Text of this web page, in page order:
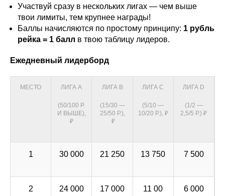
Участвуй сразу в нескольких лигах — чем выше
твои лимиты, тем крупнее награды!
Баллы начисляются по простому принципу: 1 рубль
рейка = 1 балл в твою таблицу лидеров.
Ежедневный лидерборд
МЕСТО ЛИГА А
(50/100 Р.
И ВЫШЕ),
₽
ЛИГА В
(15/30 —
25/50 Р.),
₽
ЛИГА С
(5/10 —
10/20 Р.), ₽
ЛИГА D
(1/2 —
2,5/5 Р.) ₽
1 30 000 21 250 13 750 7 500
2 24 000 17 000 11 00 6 000